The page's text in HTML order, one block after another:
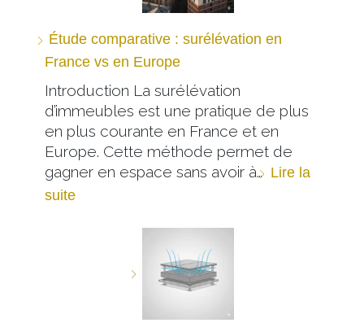
Étude comparative : surélévation en
France vs en Europe
Introduction La surélévation
d’immeubles est une pratique de plus
en plus courante en France et en
Europe. Cette méthode permet de
gagner en espace sans avoir à… Lire la
suite